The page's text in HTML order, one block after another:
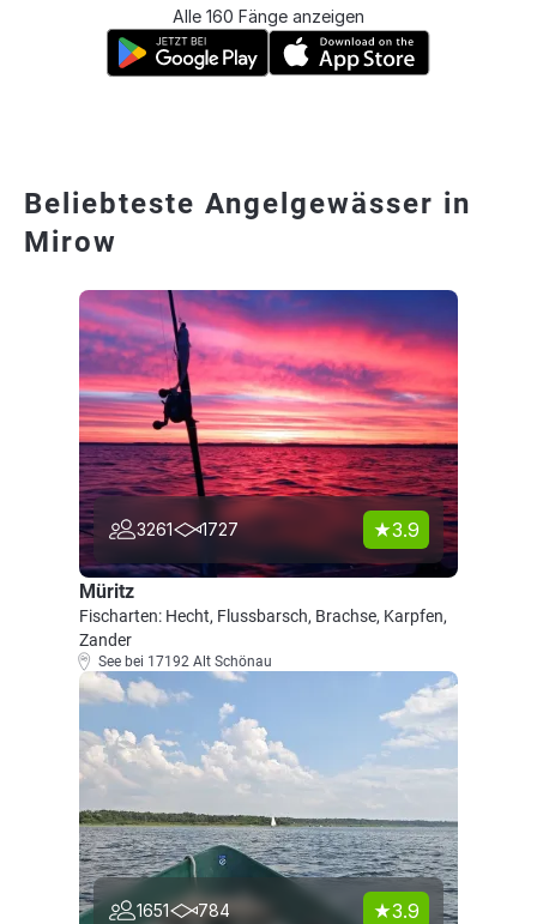
Alle 160 Fänge anzeigen
Beliebteste Angelgewässer in
Mirow
3261 1727 3.9
Müritz
Fischarten: Hecht, Flussbarsch, Brachse, Karpfen,
Zander
See bei 17192 Alt Schönau
1651 784 3.9